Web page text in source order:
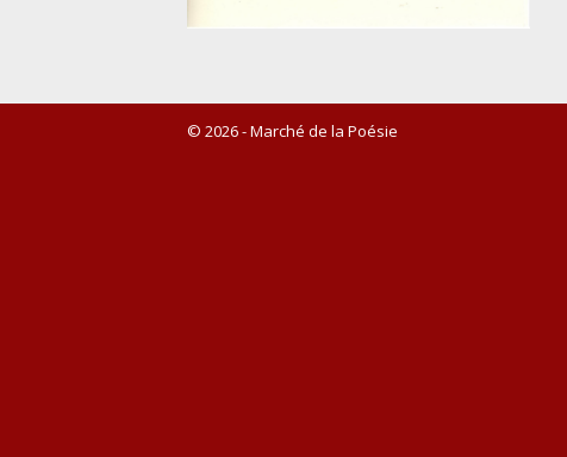
© 2026 - Marché de la Poésie